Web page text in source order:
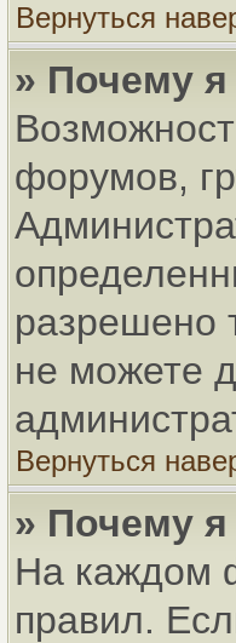
Вернуться
» Почему
форумов,
разрешено
не можете
Вернуться
» Почему
На каждом
правил.